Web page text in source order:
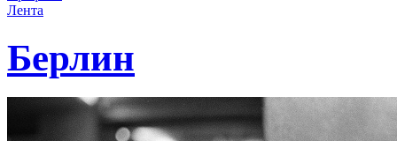
Лента
Берлин